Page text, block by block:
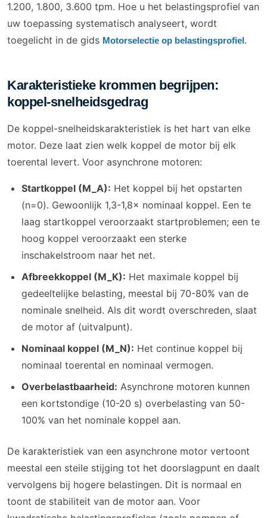
1.200, 1.800, 3.600 tpm. Hoe u het belastingsprofiel van
uw toepassing systematisch analyseert, wordt
toegelicht in de gids Motorselectie op belastingsprofiel.
Karakteristieke krommen begrijpen:
koppel-snelheidsgedrag
De koppel-snelheidskarakteristiek is het hart van elke
motor. Deze laat zien welk koppel de motor bij elk
toerental levert. Voor asynchrone motoren:
Startkoppel (M_A): Het koppel bij het opstarten
(n=0). Gewoonlijk 1,3-1,8× nominaal koppel. Een te
laag startkoppel veroorzaakt startproblemen; een te
hoog koppel veroorzaakt een sterke
inschakelstroom naar het net.
Afbreekkoppel (M_K): Het maximale koppel bij
gedeeltelijke belasting, meestal bij 70-80% van de
nominale snelheid. Als dit wordt overschreden, slaat
de motor af (uitvalpunt).
Nominaal koppel (M_N): Het continue koppel bij
nominaal toerental en nominaal vermogen.
Overbelastbaarheid: Asynchrone motoren kunnen
een kortstondige (10-20 s) overbelasting van 50-
100% van het nominale koppel aan.
De karakteristiek van een asynchrone motor vertoont
meestal een steile stijging tot het doorslagpunt en daalt
vervolgens bij hogere belastingen. Dit is normaal en
toont de stabiliteit van de motor aan. Voor